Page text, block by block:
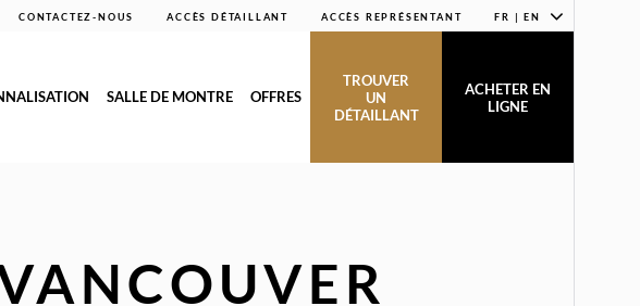
CONTACTEZ-NOUS ACCÈS DÉTAILLANT ACCÈS REPRÉSENTANT FR | EN
SALLE DE MONTRE OFFRES
TROUVER
UN
DÉTAILLANT
ACHETER EN
LIGNE